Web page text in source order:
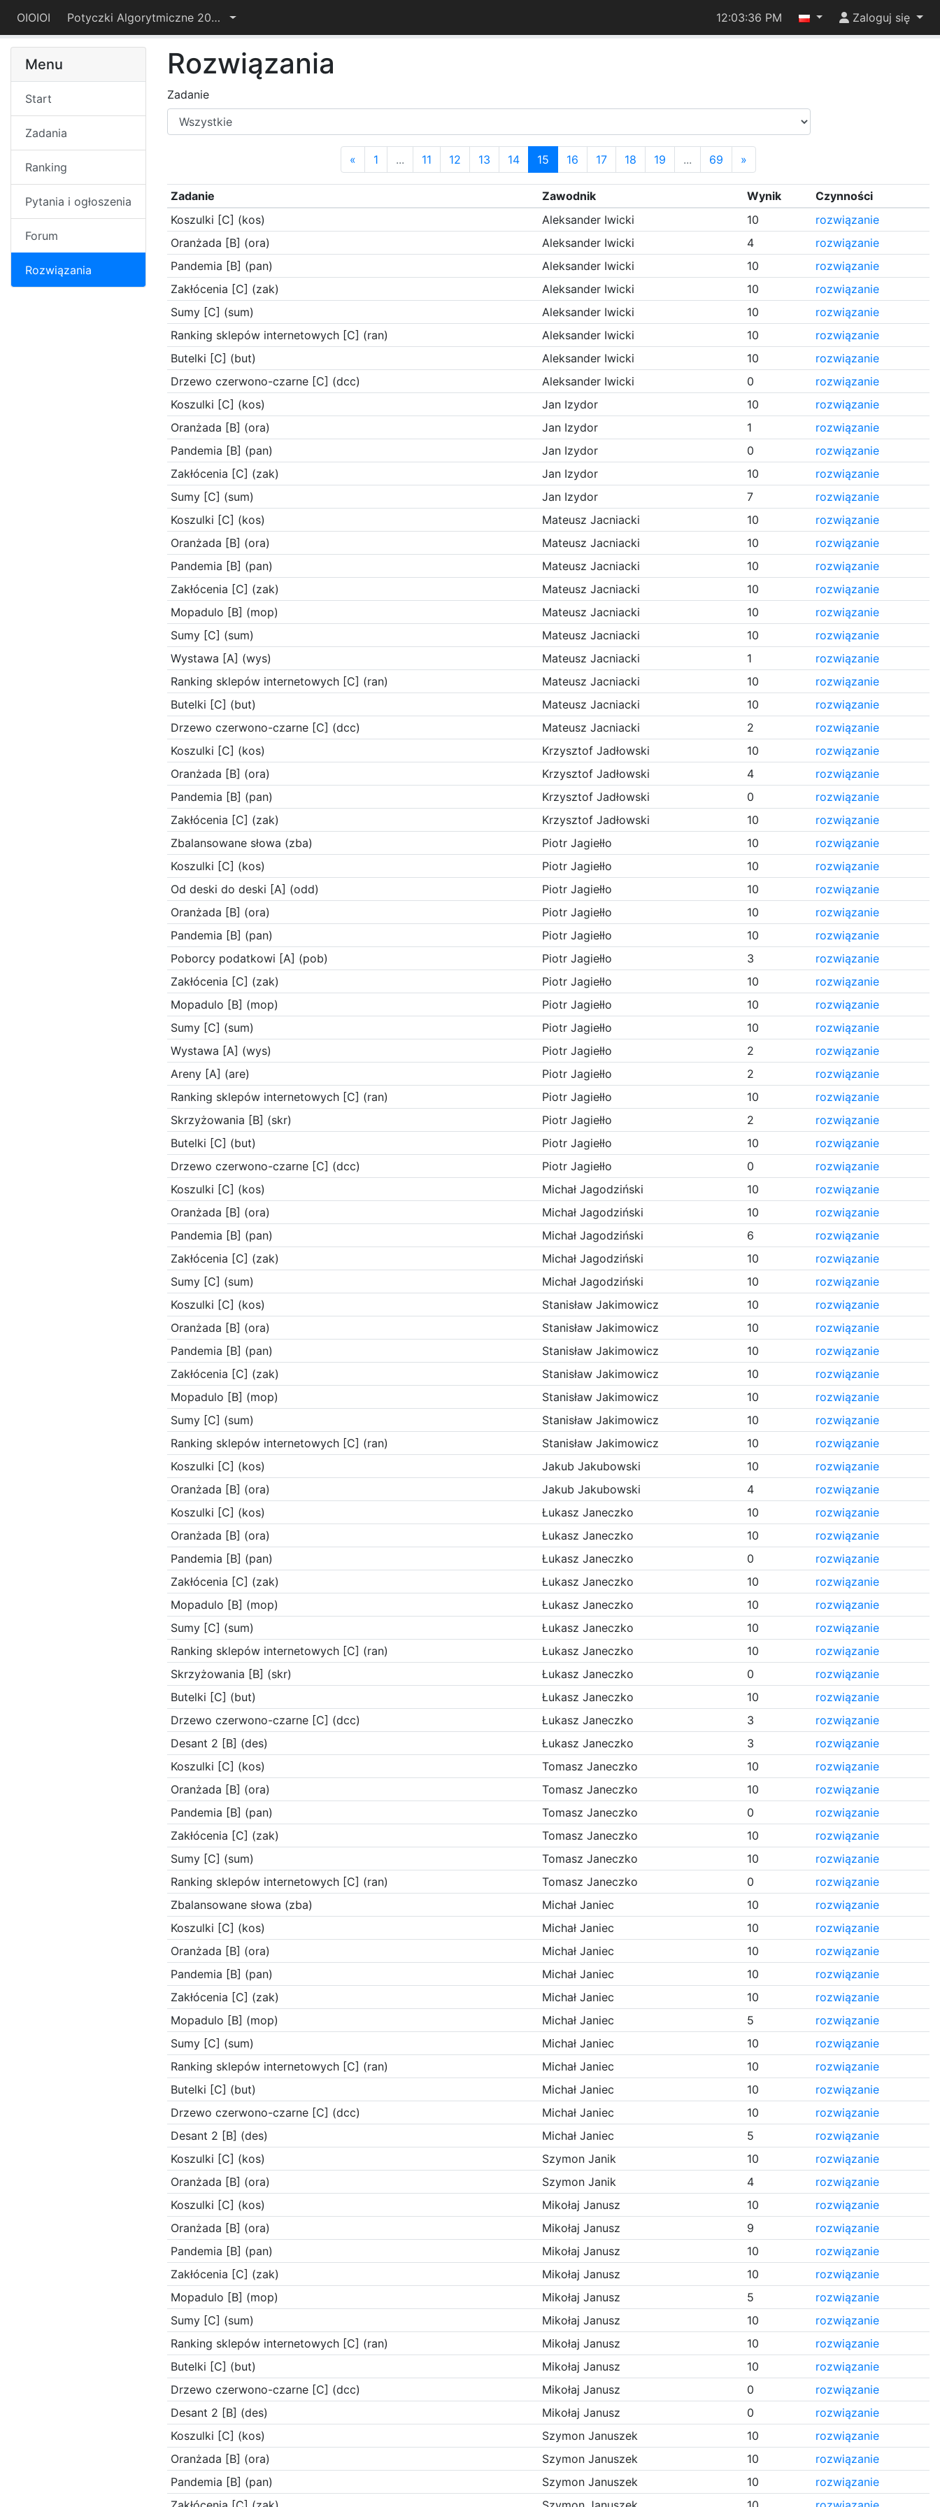
OIOIOI Potyczki Algorytmiczne 2021 12:03:37 PM Zaloguj się
Menu
Start
Zadania
Ranking
Pytania i ogłoszenia
Forum
Rozwiązania
Rozwiązania
Zadanie
« 1 ... 11 12 13 14 15 16 17 18 19 ... 69 »
Zadanie Zawodnik Wynik
Czynności
Koszulki [C] (kos)
Aleksander Iwicki 10
rozwiązanie
Oranżada [B] (ora)
Aleksander Iwicki 4
rozwiązanie
Pandemia [B] (pan)
Aleksander Iwicki 10
rozwiązanie
Zakłócenia [C] (zak)
Aleksander Iwicki 10
rozwiązanie
Sumy [C] (sum)
Aleksander Iwicki 10
rozwiązanie
Ranking sklepów internetowych [C] (ran)
Aleksander Iwicki 10
rozwiązanie
Butelki [C] (but)
Aleksander Iwicki 10
rozwiązanie
Drzewo czerwono-czarne [C] (dcc)
Aleksander Iwicki 0
rozwiązanie
Koszulki [C] (kos)
Jan Izydor 10
rozwiązanie
Oranżada [B] (ora)
Jan Izydor 1
rozwiązanie
Pandemia [B] (pan)
Jan Izydor 0
rozwiązanie
Zakłócenia [C] (zak)
Jan Izydor 10
rozwiązanie
Sumy [C] (sum)
Jan Izydor 7
rozwiązanie
Koszulki [C] (kos)
Mateusz Jacniacki 10
rozwiązanie
Oranżada [B] (ora)
Mateusz Jacniacki 10
rozwiązanie
Pandemia [B] (pan)
Mateusz Jacniacki 10
rozwiązanie
Zakłócenia [C] (zak)
Mateusz Jacniacki 10
rozwiązanie
Mopadulo [B] (mop)
Mateusz Jacniacki 10
rozwiązanie
Sumy [C] (sum)
Mateusz Jacniacki 10
rozwiązanie
Wystawa [A] (wys)
Mateusz Jacniacki 1
rozwiązanie
Ranking sklepów internetowych [C] (ran)
Mateusz Jacniacki 10
rozwiązanie
Butelki [C] (but)
Mateusz Jacniacki 10
rozwiązanie
Drzewo czerwono-czarne [C] (dcc)
Mateusz Jacniacki 2
rozwiązanie
Koszulki [C] (kos)
Krzysztof Jadłowski 10
rozwiązanie
Oranżada [B] (ora)
Krzysztof Jadłowski 4
rozwiązanie
Pandemia [B] (pan)
Krzysztof Jadłowski 0
rozwiązanie
Zakłócenia [C] (zak)
Krzysztof Jadłowski 10
rozwiązanie
Zbalansowane słowa (zba)
Piotr Jagiełło 10
rozwiązanie
Koszulki [C] (kos)
Piotr Jagiełło 10
rozwiązanie
Od deski do deski [A] (odd)
Piotr Jagiełło 10
rozwiązanie
Oranżada [B] (ora)
Piotr Jagiełło 10
rozwiązanie
Pandemia [B] (pan)
Piotr Jagiełło 10
rozwiązanie
Poborcy podatkowi [A] (pob)
Piotr Jagiełło 3
rozwiązanie
Zakłócenia [C] (zak)
Piotr Jagiełło 10
rozwiązanie
Mopadulo [B] (mop)
Piotr Jagiełło 10
rozwiązanie
Sumy [C] (sum)
Piotr Jagiełło 10
rozwiązanie
Wystawa [A] (wys)
Piotr Jagiełło 2
rozwiązanie
Areny [A] (are)
Piotr Jagiełło 2
rozwiązanie
Ranking sklepów internetowych [C] (ran)
Piotr Jagiełło 10
rozwiązanie
Skrzyżowania [B] (skr)
Piotr Jagiełło 2
rozwiązanie
Butelki [C] (but)
Piotr Jagiełło 10
rozwiązanie
Drzewo czerwono-czarne [C] (dcc)
Piotr Jagiełło 0
rozwiązanie
Koszulki [C] (kos)
Michał Jagodziński 10
rozwiązanie
Oranżada [B] (ora)
Michał Jagodziński 10
rozwiązanie
Pandemia [B] (pan)
Michał Jagodziński 6
rozwiązanie
Zakłócenia [C] (zak)
Michał Jagodziński 10
rozwiązanie
Sumy [C] (sum)
Michał Jagodziński 10
rozwiązanie
Koszulki [C] (kos)
Stanisław Jakimowicz 10
rozwiązanie
Oranżada [B] (ora)
Stanisław Jakimowicz 10
rozwiązanie
Pandemia [B] (pan)
Stanisław Jakimowicz 10
rozwiązanie
Zakłócenia [C] (zak)
Stanisław Jakimowicz 10
rozwiązanie
Mopadulo [B] (mop)
Stanisław Jakimowicz 10
rozwiązanie
Sumy [C] (sum)
Stanisław Jakimowicz 10
rozwiązanie
Ranking sklepów internetowych [C] (ran)
Stanisław Jakimowicz 10
rozwiązanie
Koszulki [C] (kos)
Jakub Jakubowski 10
rozwiązanie
Oranżada [B] (ora)
Jakub Jakubowski 4
rozwiązanie
Koszulki [C] (kos)
Łukasz Janeczko 10
rozwiązanie
Oranżada [B] (ora)
Łukasz Janeczko 10
rozwiązanie
Pandemia [B] (pan)
Łukasz Janeczko 0
rozwiązanie
Zakłócenia [C] (zak)
Łukasz Janeczko 10
rozwiązanie
Mopadulo [B] (mop)
Łukasz Janeczko 10
rozwiązanie
Sumy [C] (sum)
Łukasz Janeczko 10
rozwiązanie
Ranking sklepów internetowych [C] (ran)
Łukasz Janeczko 10
rozwiązanie
Skrzyżowania [B] (skr)
Łukasz Janeczko 0
rozwiązanie
Butelki [C] (but)
Łukasz Janeczko 10
rozwiązanie
Drzewo czerwono-czarne [C] (dcc)
Łukasz Janeczko 3
rozwiązanie
Desant 2 [B] (des)
Łukasz Janeczko 3
rozwiązanie
Koszulki [C] (kos)
Tomasz Janeczko 10
rozwiązanie
Oranżada [B] (ora)
Tomasz Janeczko 10
rozwiązanie
Pandemia [B] (pan)
Tomasz Janeczko 0
rozwiązanie
Zakłócenia [C] (zak)
Tomasz Janeczko 10
rozwiązanie
Sumy [C] (sum)
Tomasz Janeczko 10
rozwiązanie
Ranking sklepów internetowych [C] (ran)
Tomasz Janeczko 0
rozwiązanie
Zbalansowane słowa (zba)
Michał Janiec 10
rozwiązanie
Koszulki [C] (kos)
Michał Janiec 10
rozwiązanie
Oranżada [B] (ora)
Michał Janiec 10
rozwiązanie
Pandemia [B] (pan)
Michał Janiec 10
rozwiązanie
Zakłócenia [C] (zak)
Michał Janiec 10
rozwiązanie
Mopadulo [B] (mop)
Michał Janiec 5
rozwiązanie
Sumy [C] (sum)
Michał Janiec 10
rozwiązanie
Ranking sklepów internetowych [C] (ran)
Michał Janiec 10
rozwiązanie
Butelki [C] (but)
Michał Janiec 10
rozwiązanie
Drzewo czerwono-czarne [C] (dcc)
Michał Janiec 10
rozwiązanie
Desant 2 [B] (des)
Michał Janiec 5
rozwiązanie
Koszulki [C] (kos)
Szymon Janik 10
rozwiązanie
Oranżada [B] (ora)
Szymon Janik 4
rozwiązanie
Koszulki [C] (kos)
Mikołaj Janusz 10
rozwiązanie
Oranżada [B] (ora)
Mikołaj Janusz 9
rozwiązanie
Pandemia [B] (pan)
Mikołaj Janusz 10
rozwiązanie
Zakłócenia [C] (zak)
Mikołaj Janusz 10
rozwiązanie
Mopadulo [B] (mop)
Mikołaj Janusz 5
rozwiązanie
Sumy [C] (sum)
Mikołaj Janusz 10
rozwiązanie
Ranking sklepów internetowych [C] (ran)
Mikołaj Janusz 10
rozwiązanie
Butelki [C] (but)
Mikołaj Janusz 10
rozwiązanie
Drzewo czerwono-czarne [C] (dcc)
Mikołaj Janusz 0
rozwiązanie
Desant 2 [B] (des)
Mikołaj Janusz 0
rozwiązanie
Koszulki [C] (kos)
Szymon Januszek 10
rozwiązanie
Oranżada [B] (ora)
Szymon Januszek 10
rozwiązanie
Pandemia [B] (pan)
Szymon Januszek 10
rozwiązanie